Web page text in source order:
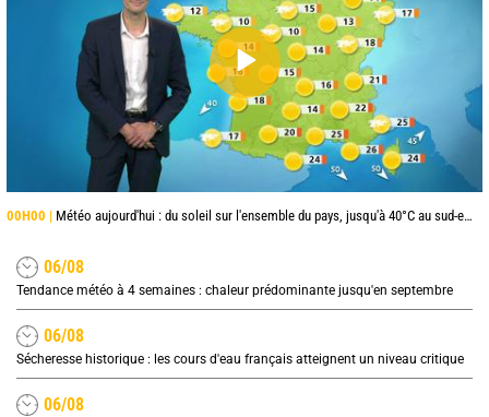
00H00 | Météo aujourd'hui : du soleil sur l'ensemble du pays, jusqu'à 40°C au sud-est
06/08
Tendance météo à 4 semaines : chaleur prédominante jusqu'en septembre
06/08
Sécheresse historique : les cours d'eau français atteignent un niveau critique
06/08